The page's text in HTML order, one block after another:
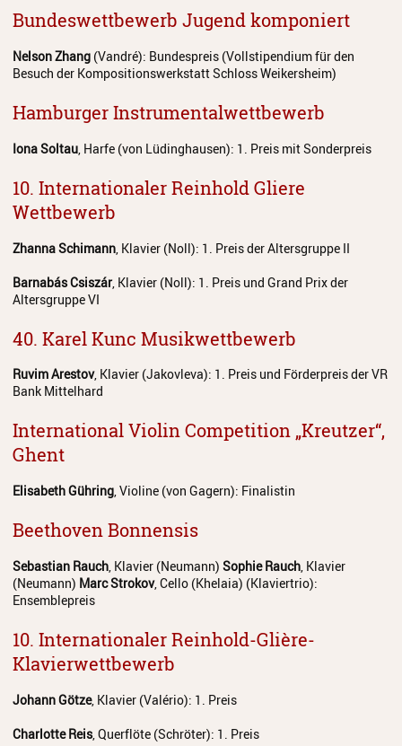
Bundeswettbewerb Jugend komponiert
Nelson Zhang (Vandré): Bundespreis (Vollstipendium für den
Besuch der Kompositionswerkstatt Schloss Weikersheim)
Hamburger Instrumentalwettbewerb
Iona Soltau , Harfe (von Lüdinghausen): 1. Preis mit Sonderpreis
10. Internationaler Reinhold Gliere
Wettbewerb
Zhanna Schimann , Klavier (Noll): 1. Preis der Altersgruppe II
Barnabás Csiszár, Klavier (Noll): 1. Preis und Grand Prix der
Altersgruppe VI
40. Karel Kunc Musikwettbewerb
Ruvim Arestov, Klavier (Jakovleva): 1. Preis und Förderpreis der VR
Bank Mittelhard
International Violin Competition „Kreutzer“,
Ghent
Elisabeth Gühring, Violine (von Gagern): Finalistin
Beethoven Bonnensis
Sebastian Rauch, Klavier (Neumann) Sophie Rauch, Klavier
(Neumann) Marc Strokov, Cello (Khelaia) (Klaviertrio):
Ensemblepreis
10. Internationaler Reinhold-Glière-
Klavierwettbewerb
Johann Götze, Klavier (Valério): 1. Preis
Charlotte Reis, Querflöte (Schröter): 1. Preis